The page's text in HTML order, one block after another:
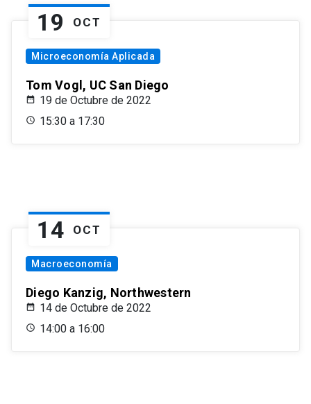
19 OCT
Microeconomía Aplicada
Tom Vogl, UC San Diego
19 de Octubre de 2022
15:30 a 17:30
14 OCT
Macroeconomía
Diego Kanzig, Northwestern
14 de Octubre de 2022
14:00 a 16:00